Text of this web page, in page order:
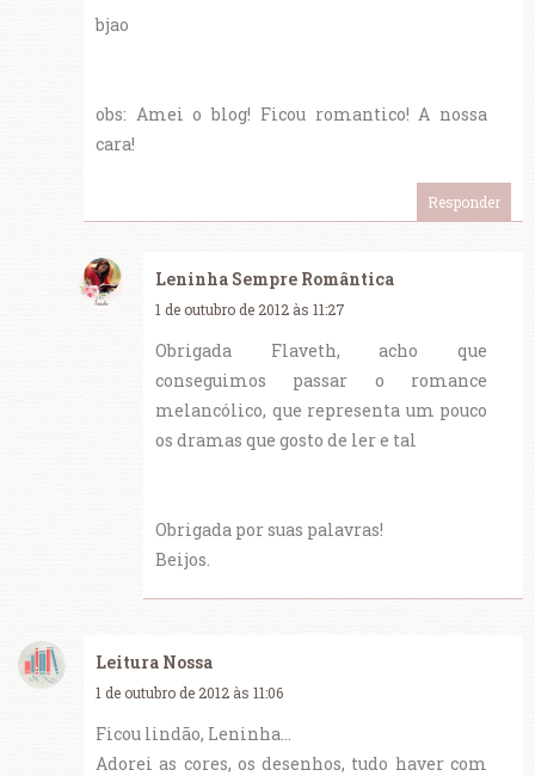
bjao
obs: Amei o blog! Ficou romantico! A nossa
cara!
Responder
Leninha Sempre Romântica
1 de outubro de 2012 às 11:27
Obrigada Flaveth, acho que
conseguimos passar o romance
melancólico, que representa um pouco
os dramas que gosto de ler e tal
Obrigada por suas palavras!
Beijos.
Leitura Nossa
1 de outubro de 2012 às 11:06
Ficou lindão, Leninha...
Adorei as cores, os desenhos, tudo haver com